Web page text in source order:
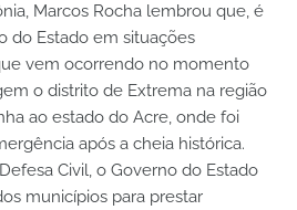
Marcos Rocha lembrou que, é
do Estado em situações
vem ocorrendo no momento
o distrito de Extrema na região
ao estado do Acre, onde foi
após a cheia histórica.
Civil, o Governo do Estado
municípios para prestar